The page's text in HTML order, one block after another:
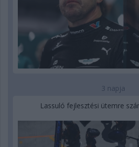
3 napja
Lassuló fejlesztési ütemre